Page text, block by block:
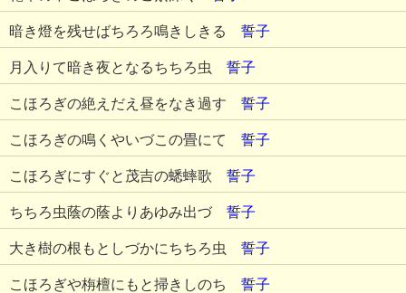
暗き燈を残せばちろろ鳴きしきる 誓子
月入りて暗き夜となるちちろ虫 誓子
こほろぎの絶えだえ昼をなき過す 誓子
こほろぎの鳴くやいづこの畳にて 誓子
こほろぎにすぐと茂吉の蟋蟀歌 誓子
ちちろ虫蔭の蔭よりあゆみ出づ 誓子
大き樹の根もとしづかにちちろ虫 誓子
こほろぎや栴檀にもと掃きしのち 誓子